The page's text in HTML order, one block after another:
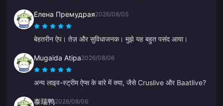
Елена Премудрая2026/08/05
बेहतरीन ऐप। तेज़ और सुविधाजनक। मुझे यह बहुत पसंद आया।
Mugaida Atipa2026/08/06
अन्य लाइव-स्ट्रीम ऐप्स के बारे में क्या, जैसे Cruslive और Baatlive?
泰瑞鸭2026/08/06